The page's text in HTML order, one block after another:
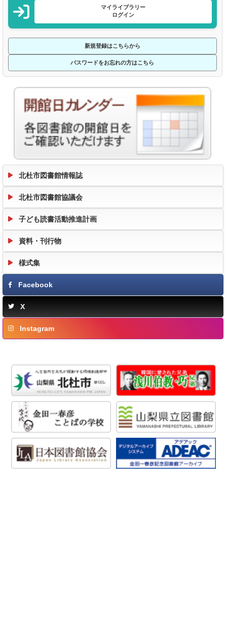
マイライブラリー
ログイン
新規登録はこちらから
パスワードをお忘れの方はこちら
北杜市図書館情報誌
北杜市図書館協議会
子ども読書活動推進計画
資料・刊行物
様式集
Facebook
X
Instagram